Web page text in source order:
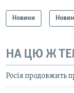
Новини
НА ЦЮ Ж
Росія продовжить